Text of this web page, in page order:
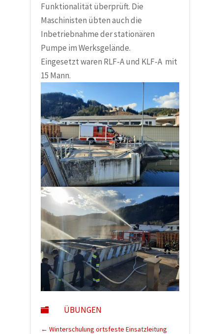
Funktionalität überprüft. Die
Maschinisten übten auch die
Inbetriebnahme der stationären
Pumpe im Werksgelände.
Eingesetzt waren RLF-A und KLF-A mit
15 Mann.
 ÜBUNGEN
← Winterschulung ortsfeste Einsatzleitung